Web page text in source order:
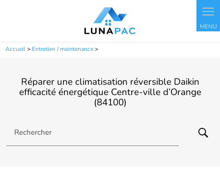
Accueil > Entretien / maintenance>
Réparer une climatisation réversible Daikin
efficacité énergétique Centre-ville d’Orange
(84100)
Rechercher